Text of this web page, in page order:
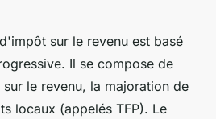
sur le revenu est basé
Il se compose de
le revenu, la majoration de
locaux (appelés TFP). Le